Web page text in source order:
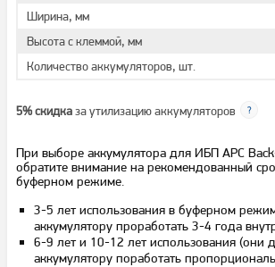
Ширина, мм
Высота с клеммой, мм
Количество аккумуляторов, шт.
5% скидказа утилизацию аккумуляторов
При выборе аккумулятора для ИБП APC
обратите внимание на рекомендованный
буферном режиме.
3-5 лет использования в буферном
аккумулятору проработать 3-4 года
6-9 лет и 10-12 лет использования (они
аккумулятору поработать